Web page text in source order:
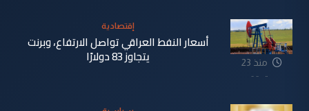
منذ 23
دقيقة
إقتصادية
أسعار النفط العراقي تواصل الارتفاع، وبرنت
يتجاوز 83 دولارًا